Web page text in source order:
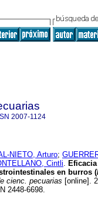
2007-1124
NIETO, Arturo;
Cintli.
en burros (
cienc. pecuarias [online].
2448-6698.